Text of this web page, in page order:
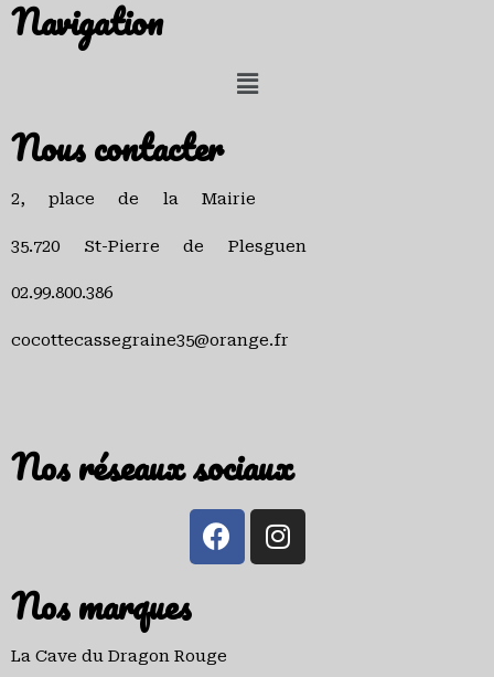
Navigation
Nous contacter
2, place de la Mairie
35.720 St-Pierre de Plesguen
02.99.800.386
cocottecassegraine35@orange.fr
Nos réseaux sociaux
Nos marques
La Cave du Dragon Rouge